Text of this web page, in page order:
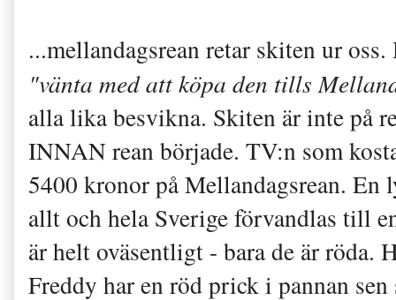
...mellandagsrean retar skiten ur
"vänta med att köpa den tills
alla lika besvikna. Skiten är inte på
INNAN rean började. TV:n som
5400 kronor på Mellandagsrean. En
allt och hela Sverige förvandlas till
är helt oväsentligt - bara de är röda.
Freddy har en röd prick i pannan